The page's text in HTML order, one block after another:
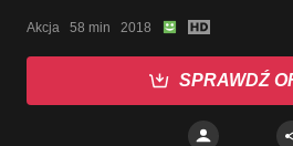
Akcja   58 min   2018
SPRAWDŹ